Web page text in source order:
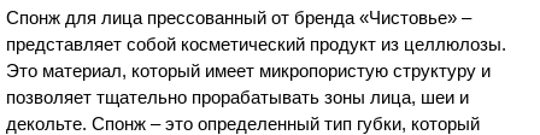
Спонж для лица прессованный от бренда «Чистовье» –
представляет собой косметический продукт из целлюлозы.
Это материал, который имеет микропористую структуру и
позволяет тщательно прорабатывать зоны лица, шеи и
декольте. Спонж – это определенный тип губки, который